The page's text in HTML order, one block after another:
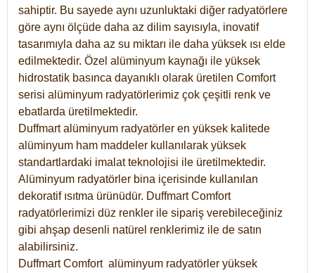
sahiptir. Bu sayede aynı uzunluktaki diğer radyatörlere
göre aynı ölçüde daha az dilim sayısıyla, inovatif
tasarımıyla daha az su miktarı ile daha yüksek ısı elde
edilmektedir. Özel alüminyum kaynağı ile yüksek
hidrostatik basınca dayanıklı olarak üretilen Comfort
serisi alüminyum radyatörlerimiz çok çeşitli renk ve
ebatlarda üretilmektedir.
Duffmart alüminyum radyatörler en yüksek kalitede
alüminyum ham maddeler kullanılarak yüksek
standartlardaki imalat teknolojisi ile üretilmektedir.
Alüminyum radyatörler bina içerisinde kullanılan
dekoratif ısıtma ürünüdür. Duffmart Comfort
radyatörlerimizi düz renkler ile sipariş verebileceğiniz
gibi ahşap desenli natürel renklerimiz ile de satın
alabilirsiniz.
Duffmart Comfort alüminyum radyatörler yüksek